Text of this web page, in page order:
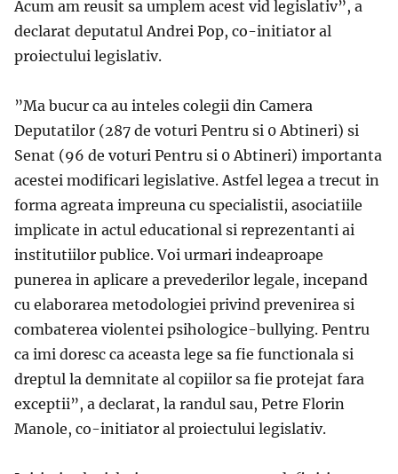
Acum am reusit sa umplem acest vid legislativ”, a
declarat deputatul Andrei Pop, co-initiator al
proiectului legislativ.
”Ma bucur ca au inteles colegii din Camera
Deputatilor (287 de voturi Pentru si 0 Abtineri) si
Senat (96 de voturi Pentru si 0 Abtineri) importanta
acestei modificari legislative. Astfel legea a trecut in
forma agreata impreuna cu specialistii, asociatiile
implicate in actul educational si reprezentanti ai
institutiilor publice. Voi urmari indeaproape
punerea in aplicare a prevederilor legale, incepand
cu elaborarea metodologiei privind prevenirea si
combaterea violentei psihologice-bullying. Pentru
ca imi doresc ca aceasta lege sa fie functionala si
dreptul la demnitate al copiilor sa fie protejat fara
exceptii”, a declarat, la randul sau, Petre Florin
Manole, co-initiator al proiectului legislativ.